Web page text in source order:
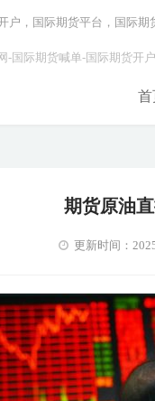
-国际期货喊单-国际期货开
首
户，国际期货平台，国际期
期货原油
更新时间：